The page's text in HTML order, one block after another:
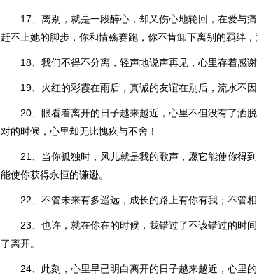
17、离别，就是一段醉心，却又伤心地轮回，在爱与
赶不上她的脚步，你和情殇赛跑，你不肯卸下离别的羁绊，
18、我们不得不分离，轻声地说声再见，心里存着感
19、火红的彩霞在雨后，真诚的友谊在别后，流水不
20、眼看着离开的日子越来越近，心里不但没有了洒
对的时候，心里却无比愧疚与不舍！
21、当你孤独时，风儿就是我的歌声，愿它能使你得
能使你获得永恒的谦逊。
22、不管未来有多遥远，成长的路上有你有我；不管
23、也许，就在你在的时候，我错过了不该错过的时
了离开。
24、此刻，心里早已明白离开的日子越来越近，心里